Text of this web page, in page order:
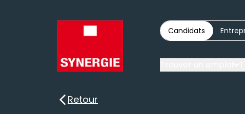
Candidats
Retour
Retour